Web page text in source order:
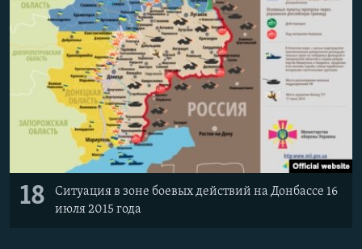
18
Ситуация в зоне боевых действий на Донбассе 16
июля 2015 года